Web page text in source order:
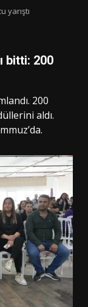
yarıştı
bitti: 200
200
aldı.